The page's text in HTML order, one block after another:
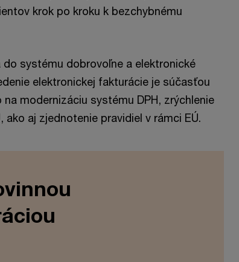
krok po kroku k bezchybnému
systému dobrovoľne a elektronické
elektronickej fakturácie je súčasťou
modernizáciu systému DPH, zrýchlenie
aj zjednotenie pravidiel v rámci EÚ.